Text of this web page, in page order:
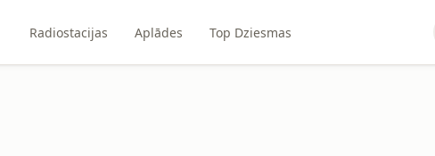
Radiostacijas Aplādes Top Dziesmas